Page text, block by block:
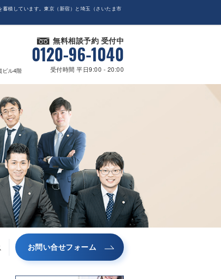
積しています。東京（新宿）と埼玉（さいたま市
ビル4階
無料相談予約 受付中
0120-96-1040
受付時間 平日9:00 - 20:00
お問い合せフォーム